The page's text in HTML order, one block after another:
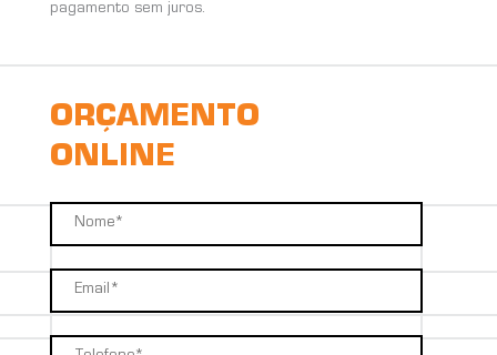
pagamento sem juros.
ORÇAMENTO
ONLINE